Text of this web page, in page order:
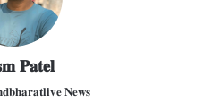
𝐏𝐚𝐭𝐞𝐥
𝐍𝐞𝐰𝐬